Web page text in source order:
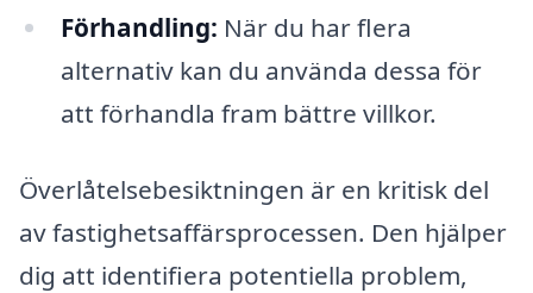
Förhandling: När du har flera
alternativ kan du använda dessa för
att förhandla fram bättre villkor.
Överlåtelsebesiktningen är en kritisk del
av fastighetsaffärsprocessen. Den hjälper
dig att identifiera potentiella problem,